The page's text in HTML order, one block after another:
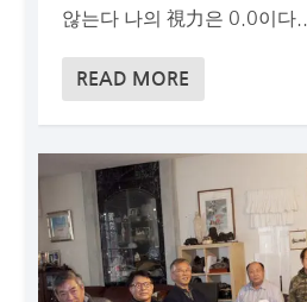
않는다 나의 視力은 0.0이다...
READ MORE